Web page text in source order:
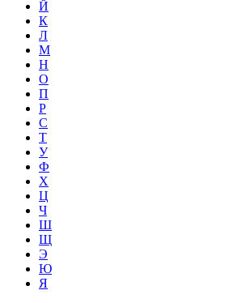
Й
К
Л
М
Н
О
П
Р
С
Т
У
Ф
Х
Ц
Ч
Ш
Щ
Э
Ю
Я